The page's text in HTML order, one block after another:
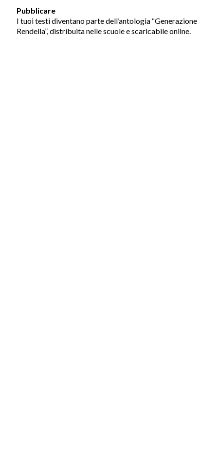
Pubblicare
I tuoi testi diventano parte dell’antologia “Generazione
Rendella”, distribuita nelle scuole e scaricabile online.